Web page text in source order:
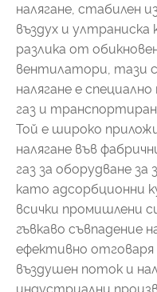
налягане, стабилен
въздух и ултраниска
разлика от
вентилатори, тази
налягане е
газ и
Той е широко
налягане във
газ за оборудване
като адсорбционни
всички промишлени
гъвкаво съвпадение
ефективно отговаря
въздушен поток и